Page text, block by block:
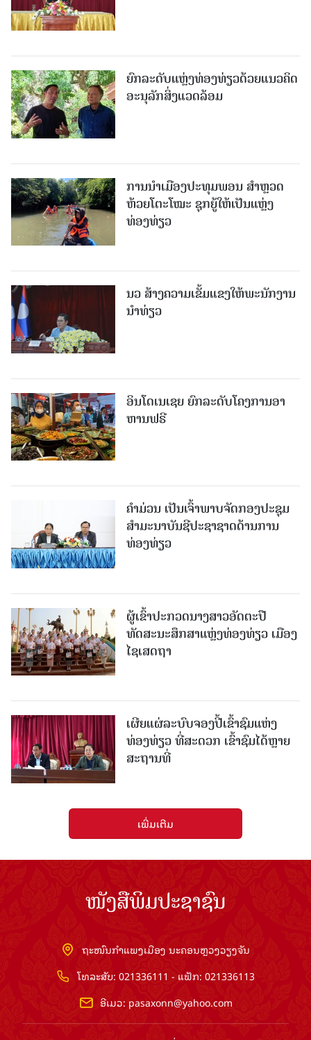
ຍົກລະດັບແຫຼ່ງທ່ອງທ່ຽວດ້ວຍແນວຄິດ
ອະນຸລັກສິ່ງແວດລ້ອມ
ການນຳເມືອງປະທຸມພອນ ສຳຫຼວດ
ຫ້ວຍໂຕະໂໝະ ຊຸກຍູ້ໃຫ້ເປັນແຫຼ່ງ
ທ່ອງທ່ຽວ
ນວ ສ້າງຄວາມເຂັ້ມແຂງໃຫ້ພະນັກງານ
ນຳທ່ຽວ
ອິນໂດເນເຊຍ ຍົກລະດັບໂຄງການອາ
ຫານຟຣີ
ຄໍາມ່ວນ ເປັນເຈົ້າພາບຈັດກອງປະຊຸມ
ສຳມະນາບັນຊີປະຊາຊາດດ້ານການ
ທ່ອງທ່ຽວ
ຜູ້ເຂົ້າປະກວດນາງສາວອັດຕະປື
ທັດສະນະສຶກສາແຫຼ່ງທ່ອງທ່ຽວ ເມືອງ
ໄຊເສດຖາ
ເຜີຍແຜ່ລະບົບຈອງປີ້ເຂົ້າຊົມແຫ່ງ
ທ່ອງທ່ຽວ ທີ່ສະດວກ ເຂົ້າຊົມໄດ້ຫຼາຍ
ສະຖານທີ່
ເພີ່ມເຕີມ
ໜັງສືພິມປະຊາຊົນ
ຖະໜົນກຳແພງເມືອງ ນະຄອນຫຼວງວຽງຈັນ
ໂທລະສັບ: 021336111 - ແຟັກ: 021336113
ອີເມວ: pasaxonn@yahoo.com